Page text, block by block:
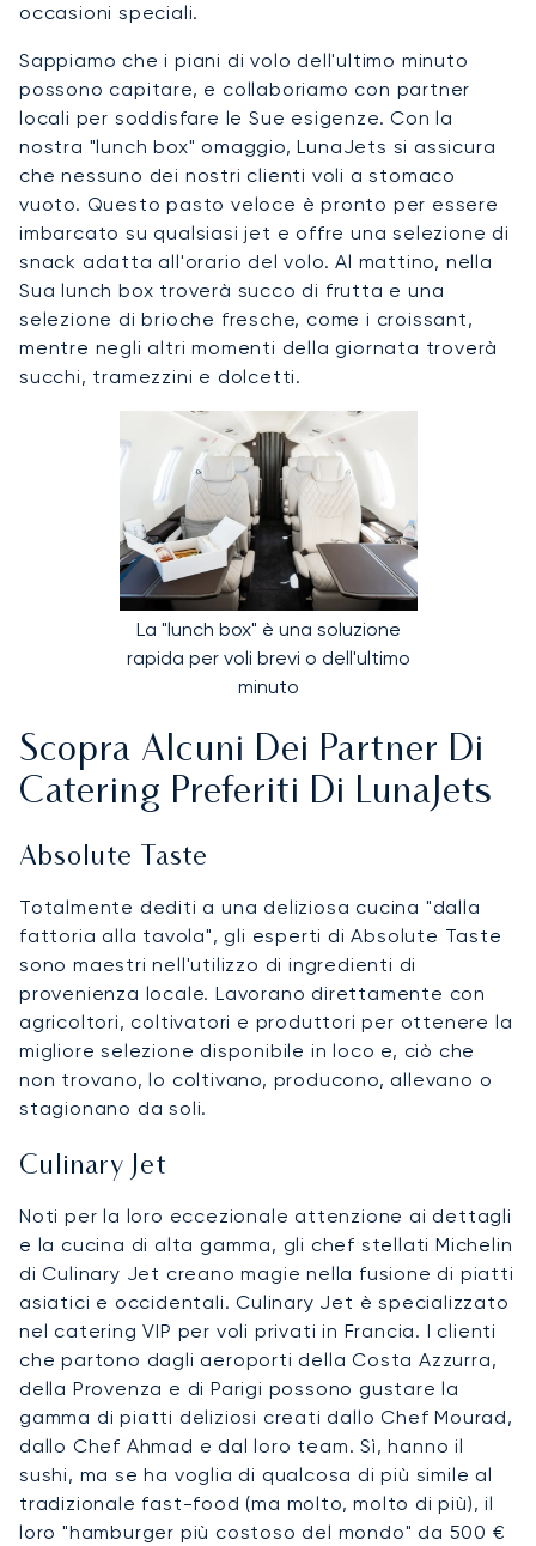
occasioni speciali.
Sappiamo che i piani di volo dell'ultimo minuto
possono capitare, e collaboriamo con partner
locali per soddisfare le Sue esigenze. Con la
nostra "lunch box" omaggio, LunaJets si assicura
che nessuno dei nostri clienti voli a stomaco
vuoto. Questo pasto veloce è pronto per essere
imbarcato su qualsiasi jet e offre una selezione di
snack adatta all'orario del volo. Al mattino, nella
Sua lunch box troverà succo di frutta e una
selezione di brioche fresche, come i croissant,
mentre negli altri momenti della giornata troverà
succhi, tramezzini e dolcetti.
La "lunch box" è una soluzione
rapida per voli brevi o dell'ultimo
minuto
Scopra Alcuni Dei Partner Di
Catering Preferiti Di LunaJets
Absolute Taste
Totalmente dediti a una deliziosa cucina "dalla
fattoria alla tavola", gli esperti di Absolute Taste
sono maestri nell'utilizzo di ingredienti di
provenienza locale. Lavorano direttamente con
agricoltori, coltivatori e produttori per ottenere la
migliore selezione disponibile in loco e, ciò che
non trovano, lo coltivano, producono, allevano o
stagionano da soli.
Culinary Jet
Noti per la loro eccezionale attenzione ai dettagli
e la cucina di alta gamma, gli chef stellati Michelin
di Culinary Jet creano magie nella fusione di piatti
asiatici e occidentali. Culinary Jet è specializzato
nel catering VIP per voli privati in Francia. I clienti
che partono dagli aeroporti della Costa Azzurra,
della Provenza e di Parigi possono gustare la
gamma di piatti deliziosi creati dallo Chef Mourad,
dallo Chef Ahmad e dal loro team. Sì, hanno il
sushi, ma se ha voglia di qualcosa di più simile al
tradizionale fast-food (ma molto, molto di più), il
loro "hamburger più costoso del mondo" da 500 €